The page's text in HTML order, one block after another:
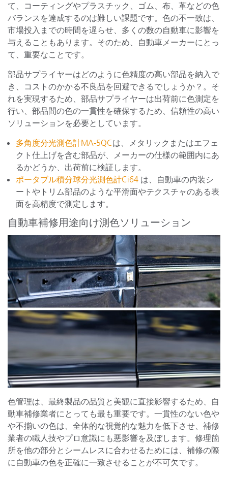
て、コーティングやプラスチック、ゴム、布、革などの色
バランスを達成するのは難しい課題です。色の不一致は、
市場投入までの時間を遅らせ、多くの数の自動車に影響を
与えることもあります。そのため、自動車メーカーにとっ
て、重要なことです。
部品サプライヤーはどのように色精度の高い部品を納入で
き、コストのかかる不良品を回避できるでしょうか？。そ
れを実現するため、部品サプライヤーは出荷前に色測定を
行い、部品間の色の一貫性を確保するため、信頼性の高い
ソリューションを必要としています。
多角度分光測色計MA-5QCは、メタリックまたはエフェ
クト仕上げを含む部品が、メーカーの仕様の範囲内にあ
るかどうか、出荷前に検証します。
ポータブル積分球分光測色計Ci64 は、自動車の内装シ
ートやトリム部品のような平滑面やテクスチャのある表
面を高精度で測定します。
自動車補修用途向け測色ソリューション
色管理は、最終製品の品質と美観に直接影響するため、自
動車補修業者にとっても最も重要です。一貫性のない色や
や不揃いの色は、全体的な視覚的な魅力を低下させ、補修
業者の職人技やプロ意識にも悪影響を及ぼします。修理箇
所を他の部分とシームレスに合わせるためには、補修の際
に自動車の色を正確に一致させることが不可欠です。